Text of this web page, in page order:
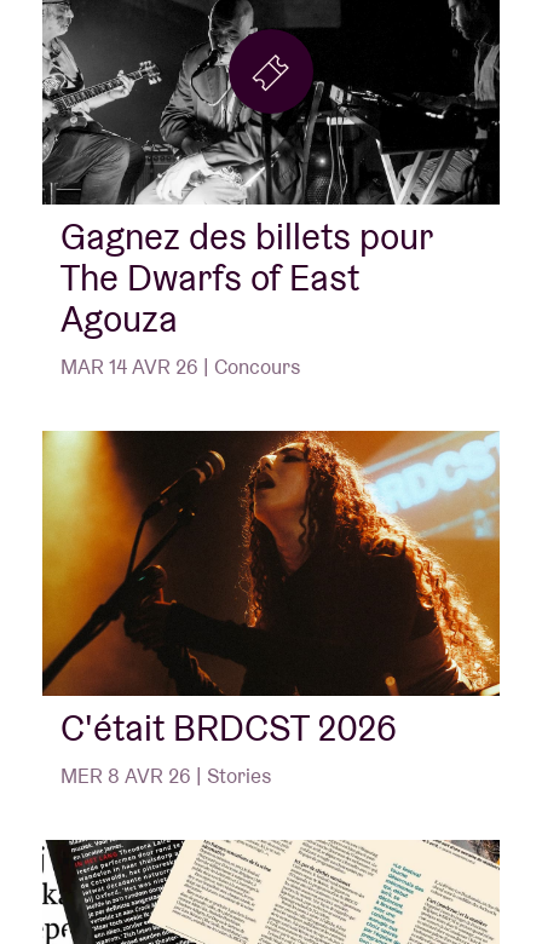
Gagnez des billets pour
The Dwarfs of East
Agouza
MAR 14 AVR 26 | Concours
C'était BRDCST 2026
MER 8 AVR 26 | Stories